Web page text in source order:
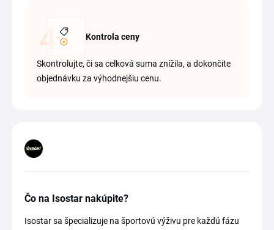
Kontrola ceny
Skontrolujte, či sa celková suma znížila, a dokončite
objednávku za výhodnejšiu cenu.
Čo na Isostar nakúpite?
Isostar sa špecializuje na športovú výživu pre každú fázu